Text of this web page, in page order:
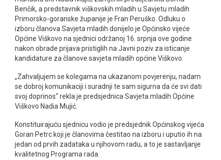
Benčik, a predstavnik viškovskih mladih u Savjetu mladih
Primorsko-goranske županije je Fran Peruško. Odluku o
izboru članova Savjeta mladih donijelo je Općinsko vijeće
Općine Viškovo na sjednici održanoj 16. srpnja ove godine
nakon obrade prijava pristiglih na Javni poziv za isticanje
kandidature za članove savjeta mladih općine Viškovo.
„Zahvaljujem se kolegama na ukazanom povjerenju, nadam
se dobroj komunikaciji i suradnji te sam sigurna da će svi dati
svoj doprinos“ rekla je predsjednica Savjeta mladih Općine
Viškovo Nadia Mujić.
Konstituirajuću sjednicu vodio je predsjednik Općinskog vijeća
Goran Petrc koji je članovima čestitao na izboru i uputio ih na
jedan od prvih zadataka u njihovom radu, a to je sastavljanje
kvalitetnog Programa rada.